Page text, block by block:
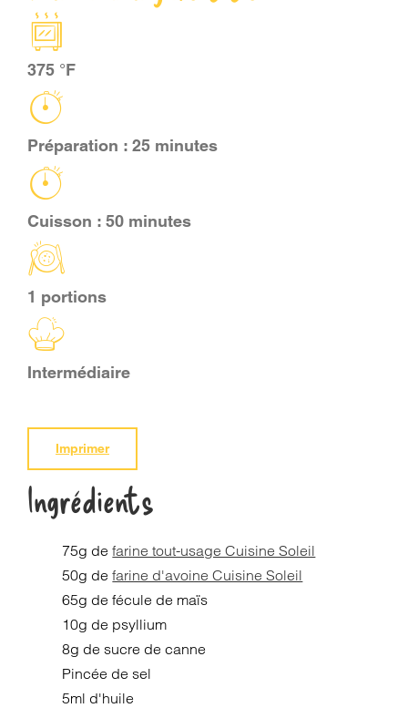
375 °F
Préparation : 25 minutes
Cuisson : 50 minutes
1 portions
Intermédiaire
Imprimer
Ingrédients
75g defarine tout-usage Cuisine Soleil
50g defarine d'avoine Cuisine Soleil
65g de fécule de maïs
10g de psyllium
8g de sucre de canne
Pincée de sel
5ml d'huile